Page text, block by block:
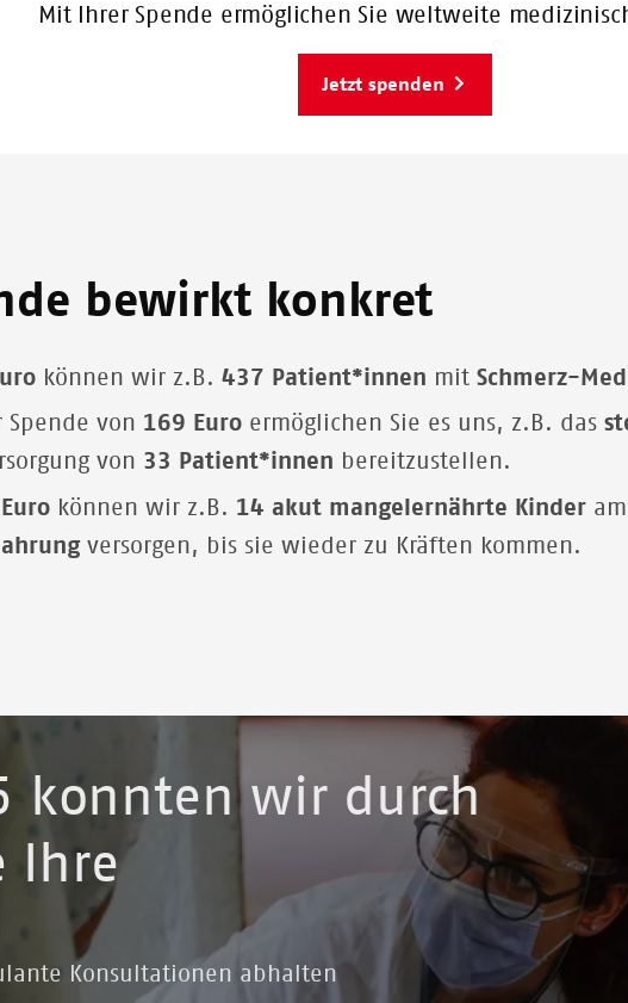
Mit Ihrer Spende ermöglichen Sie weltweite
Jetzt spenden
bewirkt konkret
können wir z.B. 437 Patient*innen mit Schmerz-
Spende von 169 Euro ermöglichen Sie es uns, z.B. das
von 33 Patient*innen bereitzustellen.
können wir z.B. 14 akut mangelernährte Kinder
versorgen, bis sie wieder zu Kräften kommen.
konnten wir durch
Ihre
Konsultationen abhalten